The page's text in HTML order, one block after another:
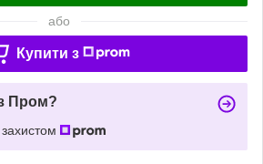
або
Купити з
Пром?